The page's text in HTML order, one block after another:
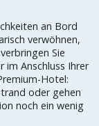
an Bord
verwöhnen,
Sie
im Anschluss Ihrer
Hotel:
oder gehen
noch ein wenig